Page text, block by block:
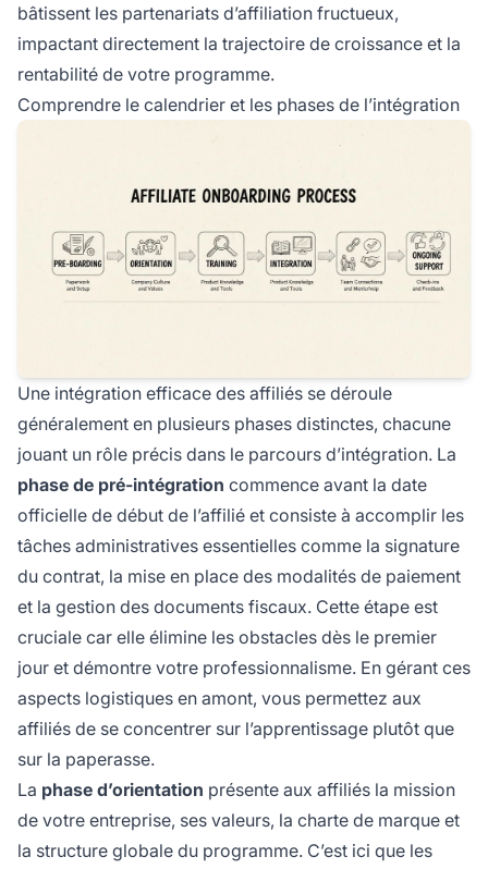
bâtissent les partenariats d’affiliation fructueux,
impactant directement la trajectoire de croissance et la
rentabilité de votre programme.
Comprendre le calendrier et les phases de l’intégration
Une intégration efficace des affiliés se déroule
généralement en plusieurs phases distinctes, chacune
jouant un rôle précis dans le parcours d’intégration. La
phase de pré-intégration commence avant la date
officielle de début de l’affilié et consiste à accomplir les
tâches administratives essentielles comme la signature
du contrat, la mise en place des modalités de paiement
et la gestion des documents fiscaux. Cette étape est
cruciale car elle élimine les obstacles dès le premier
jour et démontre votre professionnalisme. En gérant ces
aspects logistiques en amont, vous permettez aux
affiliés de se concentrer sur l’apprentissage plutôt que
sur la paperasse.
La phase d’orientation présente aux affiliés la mission
de votre entreprise, ses valeurs, la charte de marque et
la structure globale du programme. C’est ici que les